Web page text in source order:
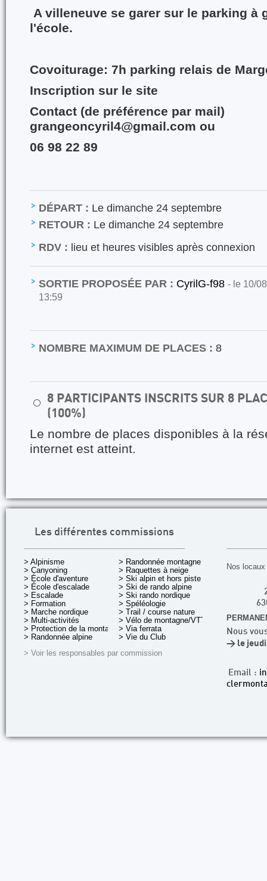
A villeneuve se garer sur le parking à
l'école.
Covoiturage: 7h parking relais de
Inscription sur le site
Contact (de préférence par mail)
grangeoncyril4@gmail.com ou
06 98 22 89
DÉPART : Le dimanche 24 septembre
RETOUR : Le dimanche 24 septembre
RDV : lieu et heures visibles après connexion
SORTIE PROPOSÉE PAR : CyrilG-f98 - le 10/
13:59
NOMBRE MAXIMUM DE PLACES : 8
⚪
8 PARTICIPANTS INSCRITS SUR 8
(100%)
Le nombre de places disponibles à la
internet est atteint.
Les différentes commissions
> Alpinisme
> Canyoning
> École d'aventure
> École d'escalade
> Escalade
> Formation
> Marche nordique
> Multi-activités
> Protection de la montagne
> Randonnée alpine
> Randonnée montagne
> Raquettes à neige
> Ski alpin et hors piste
> Ski de rando alpine
> Ski rando nordique
> Spéléologie
> Trail / course nature
> Vélo de montagne/VTT
> Via ferrata
> Vie du Club
> Voir les responsables par commission
Nos
Nous
> le jeudi
Email :